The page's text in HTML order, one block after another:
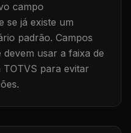
campo
se já existe um
padrão. Campos
usar a faixa de
para evitar